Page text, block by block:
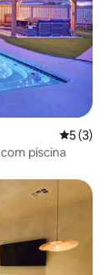
5 de
5 (3)
piscina